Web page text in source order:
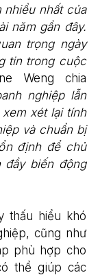
nhiều nhất của
năm gần đây.
trọng ngày
tin trong cuộc
Weng chia
nghiệp lẫn
xét lại tính
và chuẩn bị
định để chủ
đầy biến động
thấu hiểu khó
cũng như
phù hợp cho
thể giúp các